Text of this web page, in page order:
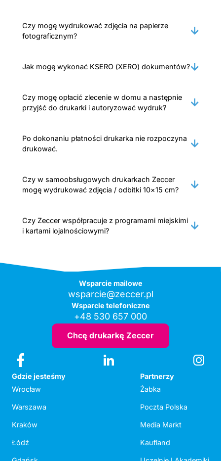
Czy mogę wydrukować zdjęcia na papierze
fotograficznym?
Jak mogę wykonać KSERO (XERO) dokumentów?
Czy mogę opłacić zlecenie w domu a następnie
przyjść do drukarki i autoryzować wydruk?
Po dokonaniu płatności drukarka nie rozpoczyna
drukować.
Czy w samoobsługowych drukarkach Zeccer
mogę wydrukować zdjęcia / odbitki 10×15 cm?
Czy Zeccer współpracuje z programami miejskimi
i kartami lojalnościowymi?
Wsparcie mailowe
wsparcie@zeccer.pl
Wsparcie telefoniczne
+48 530 657 000
Chcę drukarkę Zeccer
Gdzie jesteśmy
Wrocław
Warszawa
Kraków
Łódź
Partnerzy
Żabka
Poczta Polska
Media Markt
Kaufland